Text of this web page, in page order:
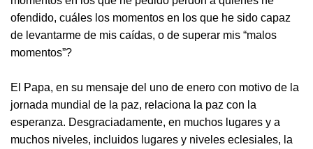
ofendido, cuáles los momentos en los que he sido capaz
de levantarme de mis caídas, o de superar mis “malos
momentos”?
El Papa, en su mensaje del uno de enero con motivo de la
jornada mundial de la paz, relaciona la paz con la
esperanza. Desgraciadamente, en muchos lugares y a
muchos niveles, incluidos lugares y niveles eclesiales, la